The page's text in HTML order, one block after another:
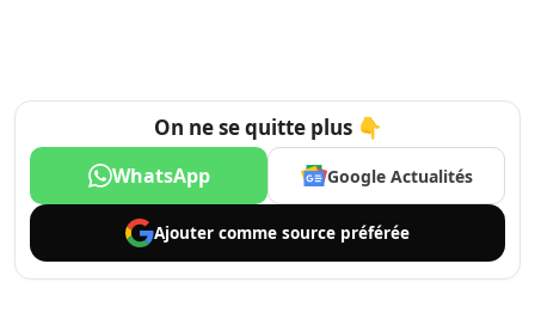
On ne se quitte plus 👇
WhatsApp Google Actualités
Ajouter comme source préférée